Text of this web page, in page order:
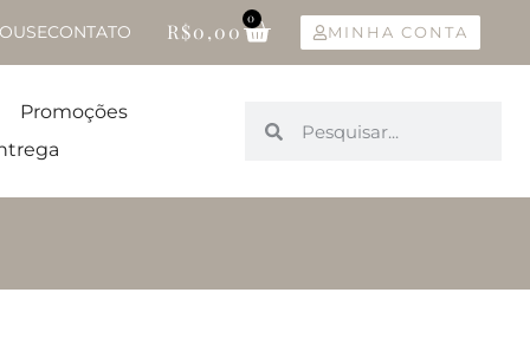
CONTATO R$0,00
0
MINHA CONTA
Promoções